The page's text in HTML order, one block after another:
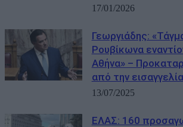
17/01/2026
Γεωργιάδης:
Ρουβίκωνα
Αθήνα» –
από την εισαγγελία
13/07/2025
ΕΛΑΣ: 160